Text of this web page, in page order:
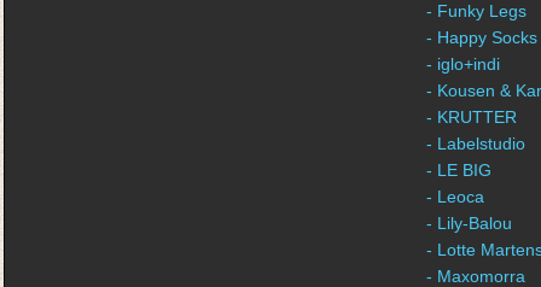
- Funky Legs
- Happy Socks
- iglo+indi
- Kousen &
- KRUTTER
- Labelstudio
- LE BIG
- Leoca
- Lily-Balou
- Lotte
- Maxomorra